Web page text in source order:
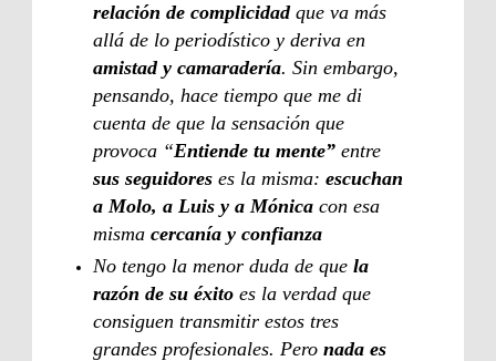
relación de complicidadque va más
allá de lo periodístico y deriva en
amistad y camaradería. Sin embargo,
pensando, hace tiempo que me di
cuenta de que la sensación que
provoca “Entiende tu mente” entre
sus seguidores es la misma: escuchan
a Molo, a Luis y a Mónica con esa
misma cercanía y confianza
No tengo la menor duda de que la
razón de su éxito es la verdad que
consiguen transmitir estos tres
grandes profesionales. Pero nada es